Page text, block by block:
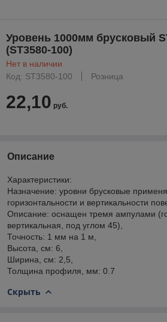
Уровень 1000мм брусковый
(ST3580-100)
Нет в наличии
Код: ST3580-100
Розница
22,10 руб.
Описание
Характеристики:
Назначение: уровни брусковые
горизонтальности и вертикальности
Описание: оснащен тремя ампулами
вертикальная, под углом 45),
Точность: 1 мм на 1 м,
Высота, см: 6,
Ширина, см: 2,5,
Толщина профиля, мм: 0.7
Скрыть